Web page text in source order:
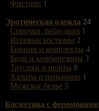
Фистинг 1
Эротическая одежда 24
Сорочки, беби-долл 1
Игровые костюмы 2
Бикини и комплекты 4
Боди и комбинезоны 3
Трусики и шорты 8
Халаты и пеньюары 1
Мужское белье 5
Косметика с феромонами